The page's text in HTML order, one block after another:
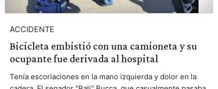
ACCIDENTE
Bicicleta embistió con una camioneta y su
ocupante fue derivada al hospital
Tenía escoriaciones en la mano izquierda y dolor en la